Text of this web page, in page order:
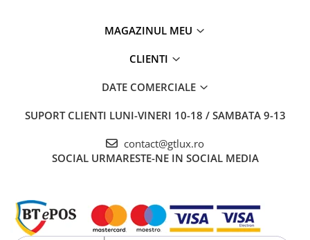
MAGAZINUL MEU
CLIENTI
DATE COMERCIALE
SUPORT CLIENTI LUNI-VINERI 10-18 / SAMBATA 9-13
contact@gtlux.ro
SOCIAL URMARESTE-NE IN SOCIAL MEDIA